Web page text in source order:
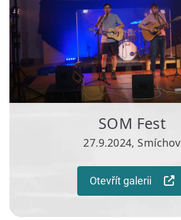
SOM Fest
27.9.2024, Smíchov
Otevřít galerii